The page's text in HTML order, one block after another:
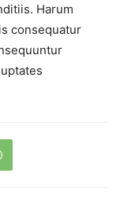
Harum
consequatur